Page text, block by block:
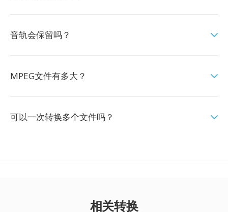
音轨会保留吗？
MPEG文件有多大？
可以一次转换多个文件吗？
相关转换